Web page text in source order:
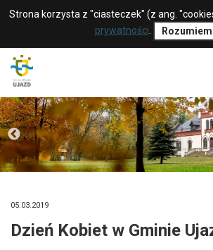
Strona korzysta z "ciasteczek" (z ang.
prywatności
Rozumiem
05.03.2019
Dzień Kobiet w Gminie